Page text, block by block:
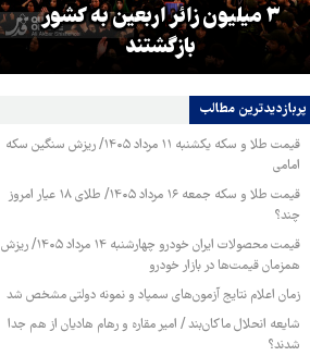
۳ میلیون زائر اربعین به کشور
بازگشتند
پربازدیدترین‌ مطالب
قیمت طلا و سکه یکشنبه ۱۱ مرداد ۱۴۰۵/ ریزش سنگین سکه
امامی
قیمت طلا و سکه جمعه ۱۶ مرداد ۱۴۰۵/ طلای ۱۸ عیار امروز
چند؟
قیمت محصولات ایران خودرو چهارشنبه ۱۴ مرداد ۱۴۰۵/ ریزش
همزمان قیمت‌ها در بازار خودرو
زمان اعلام نتایج آزمون‌های سمپاد و نمونه دولتی مشخص شد
شایعه انحلال ماکان‌بند / امیر مقاره و رهام هادیان از هم جدا
شدند؟